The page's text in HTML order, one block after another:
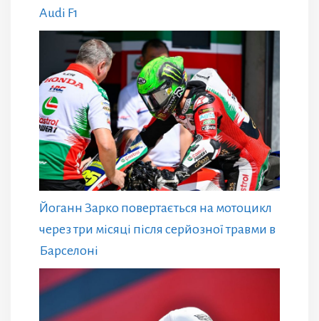
Audi F1
Йоганн Зарко повертається на мотоцикл
через три місяці після серйозної травми в
Барселоні